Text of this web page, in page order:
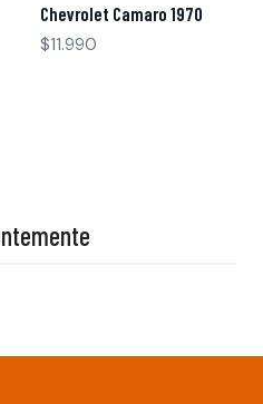
Chevrolet Camaro 1970
$11.990